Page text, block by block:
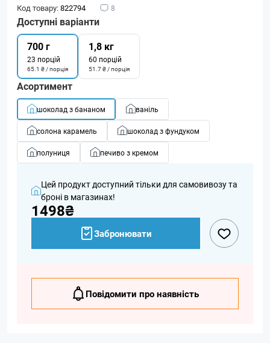
Код товару:822794 8
Доступні варіанти
700 г
23 порцій
65.1 ₴ / порція
1,8 кг
60 порцій
51.7 ₴ / порція
Асортимент
шоколад з бананом ваніль
солона карамель шоколад з фундуком
полуниця печиво з кремом
Цей продукт доступний тільки для самовивозу та
броні в магазинах!
1498₴
Забронювати
Повідомити про наявність